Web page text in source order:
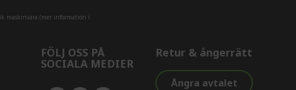
maskinvara (mer information i
FÖLJ OSS PÅ
SOCIALA MEDIER
Retur & ångerrätt
Ångra avtalet